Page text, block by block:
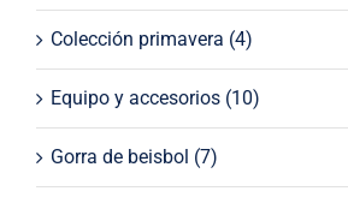
Colección primavera (4)
Equipo y accesorios (10)
Gorra de beisbol (7)